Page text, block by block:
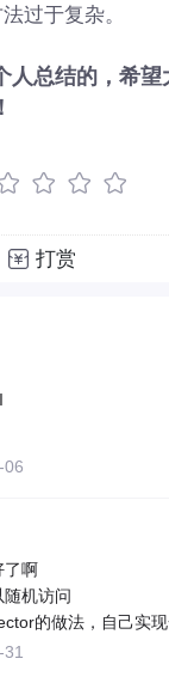
过于复杂。
人总结的，希
打赏
06
了啊
机访问
的做法，自己实
31